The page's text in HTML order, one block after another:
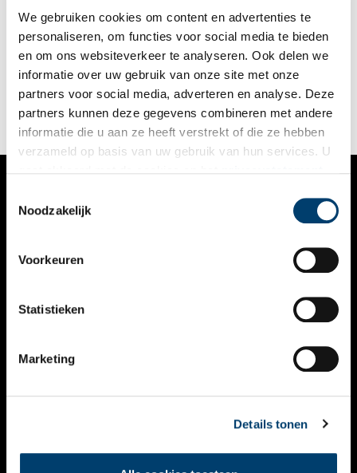
We gebruiken cookies om content en advertenties te
personaliseren, om functies voor social media te bieden
en om ons websiteverkeer te analyseren. Ook delen we
informatie over uw gebruik van onze site met onze
partners voor social media, adverteren en analyse. Deze
partners kunnen deze gegevens combineren met andere
informatie die u aan ze heeft verstrekt of die ze hebben
verzameld op basis van uw gebruik van hun services. U
Noodzakelijk
Voorkeuren
Statistieken
Marketing
Details tonen
Eeuwenlang beschermen de oude zeedijken rond ’t IJ steden
als Amsterdam, Haarlem, Zaandam en Beverwijk tegen het
oprukkende water. En nu is hun geschiedenis in een boek
vastgelegd.
VERHALEN
KALENDER
THEMA’S
VIDEO’S
CONTACT